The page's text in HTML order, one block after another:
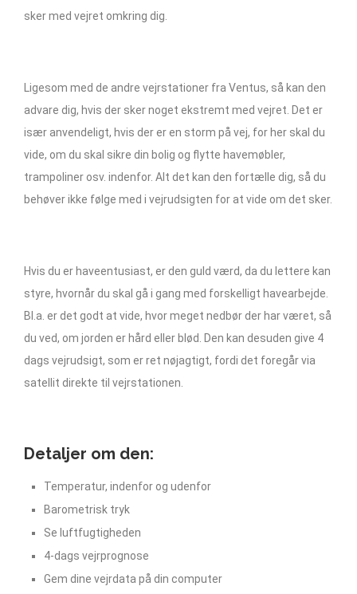
sker med vejret omkring dig.
Ligesom med de andre vejrstationer fra Ventus, så kan den
advare dig, hvis der sker noget ekstremt med vejret. Det er
især anvendeligt, hvis der er en storm på vej, for her skal du
vide, om du skal sikre din bolig og flytte havemøbler,
trampoliner osv. indenfor. Alt det kan den fortælle dig, så du
behøver ikke følge med i vejrudsigten for at vide om det sker.
Hvis du er haveentusiast, er den guld værd, da du lettere kan
styre, hvornår du skal gå i gang med forskelligt havearbejde.
Bl.a. er det godt at vide, hvor meget nedbør der har været, så
du ved, om jorden er hård eller blød. Den kan desuden give 4
dags vejrudsigt, som er ret nøjagtigt, fordi det foregår via
satellit direkte til vejrstationen.
Detaljer om den:
Temperatur, indenfor og udenfor
Barometrisk tryk
Se luftfugtigheden
4-dags vejrprognose
Gem dine vejrdata på din computer